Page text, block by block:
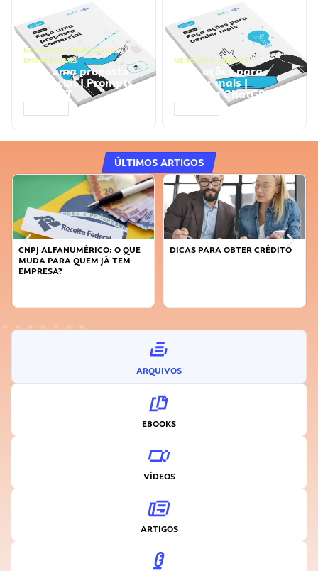
NEGÓCIOS, PROCESSOS
EMPRESARIAIS
Faça uma proposta
comercial | Prompts
ChatGPT
NEGÓCIOS, VENDAS
Faça ações para
vender mais |
Prompts ChatGPT
ÚLTIMOS ARTIGOS
DICAS PARA OBTER CRÉDITO
FAÇA A DIFERENÇA: SEJA
ARQUIVOS
EBOOKS
VÍDEOS
ARTIGOS